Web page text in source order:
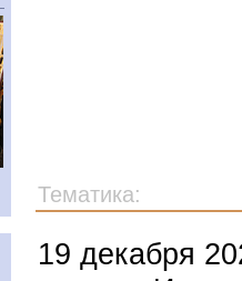
Тематика:
19 декабря